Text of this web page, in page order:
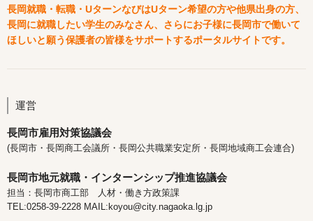
長岡就職・転職・UターンなびはUターン希望の方や他県出身の方、
長岡に就職したい学生のみなさん、さらにお子様に長岡市で働いて
ほしいと願う保護者の皆様をサポートするポータルサイトです。
運営
長岡市雇用対策協議会
(長岡市・長岡商工会議所・長岡公共職業安定所・長岡地域商工会連合)
長岡市地元就職・インターンシップ推進協議会
担当：長岡市商工部 人材・働き方政策課
TEL:0258-39-2228 MAIL:koyou@city.nagaoka.lg.jp